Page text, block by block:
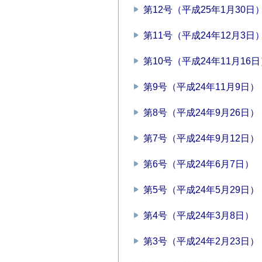
第12号（平成25年1月30日）
第11号（平成24年12月3日）
第10号（平成24年11月16日
第9号（平成24年11月9日）
第8号（平成24年9月26日）
第7号（平成24年9月12日）
第6号（平成24年6月7日）
第5号（平成24年5月29日）
第4号（平成24年3月8日）
第3号（平成24年2月23日）